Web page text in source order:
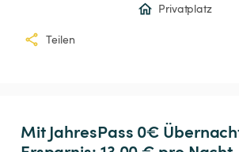
Privatplatz
Teilen